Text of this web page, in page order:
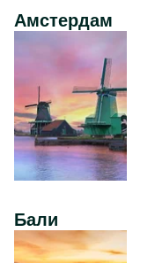
Амстердам
Бали